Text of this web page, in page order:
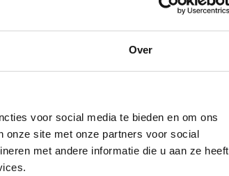
Over
voor social media te bieden en om ons
onze site met onze partners voor social
met andere informatie die u aan ze heeft
Tijdelijk uitverkocht
Ergonomische
Wandelstok uit 2
Tijdelijk uitverkocht